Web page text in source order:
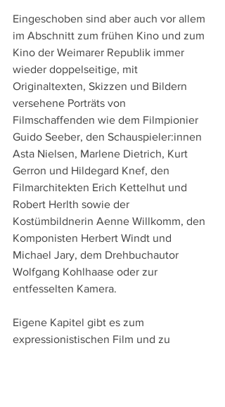
Eingeschoben sind aber auch vor allem
im Abschnitt zum frühen Kino und zum
Kino der Weimarer Republik immer
wieder doppelseitige, mit
Originaltexten, Skizzen und Bildern
versehene Porträts von
Filmschaffenden wie dem Filmpionier
Guido Seeber, den Schauspieler:innen
Asta Nielsen, Marlene Dietrich, Kurt
Gerron und Hildegard Knef, den
Filmarchitekten Erich Kettelhut und
Robert Herlth sowie der
Kostümbildnerin Aenne Willkomm, den
Komponisten Herbert Windt und
Michael Jary, dem Drehbuchautor
Wolfgang Kohlhaase oder zur
entfesselten Kamera.
Eigene Kapitel gibt es zum
expressionistischen Film und zu